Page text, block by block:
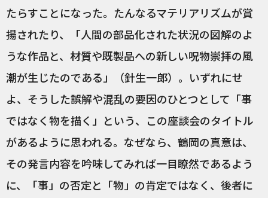
たらすことになった。たんなるマテリアリズムが賞
揚されたり、「人間の部品化された状況の図解のよ
うな作品と、材質や既製品への新しい呪物崇拝の風
潮が生じたのである」（針生一郎）。いずれにせ
よ、そうした誤解や混乱の要因のひとつとして「事
ではなく物を描く」という、この座談会のタイトル
があるように思われる。なぜなら、鶴岡の真意は、
その発言内容を吟味してみれば一目瞭然であるよう
に、「事」の否定と「物」の肯定ではなく、後者に